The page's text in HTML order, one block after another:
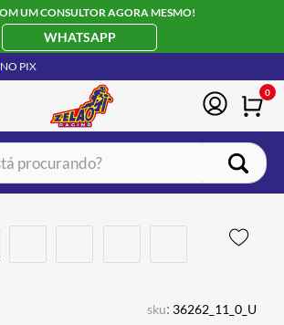
UM CONSULTOR AGORA MESMO!
WHATSAPP
NO PIX
0
sku: 36262_11_0_U
LS2